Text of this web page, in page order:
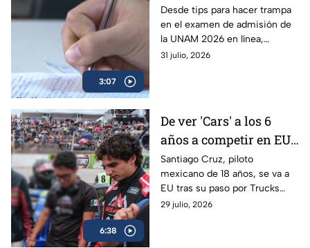
3:07
trampa en el examen
de admisión de la
UNAM 2026
Desde tips para hacer trampa
en el examen de admisión de
la UNAM 2026 en línea,
filtración de preguntas y hasta
31 julio, 2026
6:38
De ver 'Cars' a los 6
años a competir en EU:
Santiago Cruz, el piloto
de 18 años que va tras
la NASCAR
Santiago Cruz, piloto
mexicano de 18 años, se va a
EU tras su paso por Trucks
México Series para acercarse a
29 julio, 2026